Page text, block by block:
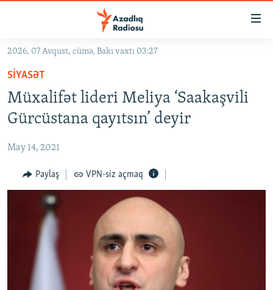
Əsas
qayıt
Əsas
naviqasiyaya
qayıt
GÜNDƏM
#İZAHLA
FƏRQƏ BAX
QANUNI DOĞRU
ARAŞDIRMA
MULTIMEDIA
VIDEO
FOTOQALEREYA
İNFOQRAFIKA
RADIO ARXIV
OXU ZALI
AZƏRBAYCAN ƏDƏBIYYATI KITABXANASI
HAQQIMIZDA
MISSIYAMIZ
2026, 07 Avqust, cümə, Bakı vaxtı 03:27
SIYASƏT
Müxalifət lideri Meliya ‘Saakaşvili
Gürcüstana qayıtsın’ deyir
May 14, 2021
Paylaş VPN-siz açmaq